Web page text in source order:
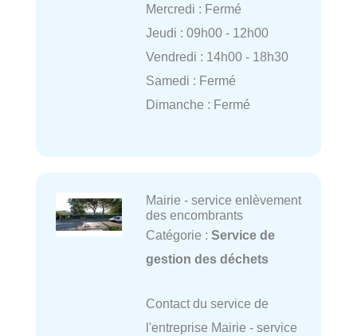
Mercredi : Fermé
Jeudi : 09h00 - 12h00
Vendredi : 14h00 - 18h30
Samedi : Fermé
Dimanche : Fermé
Mairie - service enlèvement
des encombrants
Catégorie : Service de
gestion des déchets
Contact du service de
l'entreprise Mairie - service